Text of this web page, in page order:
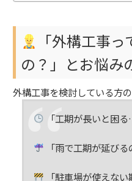
「外構工事
の？」とお悩み
外構工事を検討している方
「工期が長いと困る
「雨で工期が延びる
「駐車場が使えな